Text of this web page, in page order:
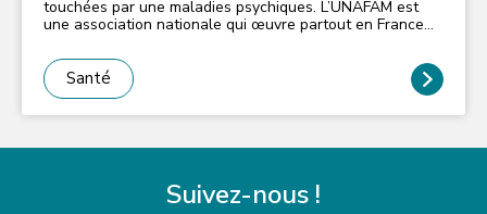
touchées par une maladies psychiques. L’UNAFAM est
une association nationale qui œuvre partout en France
touchées par les conséquences des troubles psychiques
d'un proche. Ses principales missions sont : • Accueillir
écouter informer et former les familles et amis dont un
proche vit avec une maladie psychique, • Participer à
la psychiatrie, • Représenter et défendre les intérêts des
structures sanitaires sociales et médico- sociales •
Informer le grand public pour lutter contre la
Santé
Suivez-nous !